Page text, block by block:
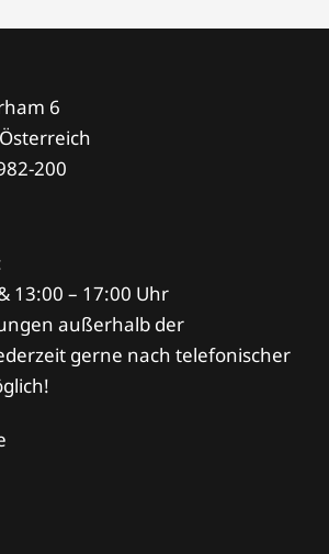
6
200
13:00 – 17:00 Uhr
außerhalb der
gerne nach telefonischer